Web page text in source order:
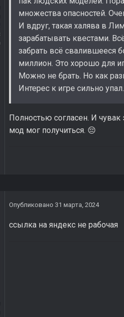
множества опасностей.
И вдруг, такая халява в
зарабатывать квестами.
забрать всё свалившееся
миллион. Это хорошо для
Можно не брать. Но как
Интерес к игре сильно
Полностью согласен. И
мод мог получиться. 😔
Опубликовано 31 марта, 2024
ссылка на яндекс не рабочая